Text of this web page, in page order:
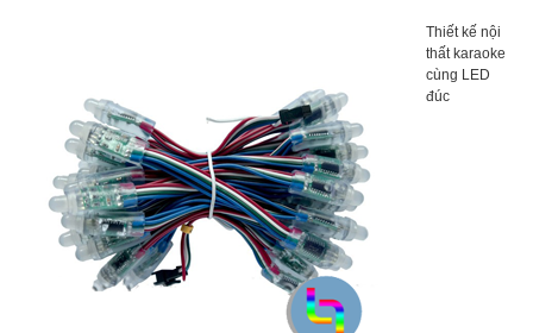
Thiết kế nội
thất karaoke
cùng LED
đúc